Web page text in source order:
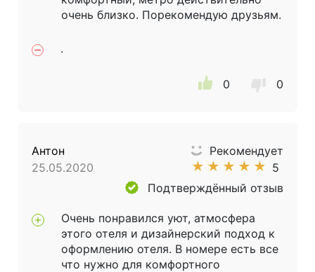
очень близко. Порекомендую друзьям.
.
0 0
Антон
25.05.2020
Рекомендует
★ ★ ★ ★ ★ 5
Подтверждённый отзыв
Очень понравился уют, атмосфера
этого отеля и дизайнерский подход к
оформлению отеля. В номере есть все
что нужно для комфортного